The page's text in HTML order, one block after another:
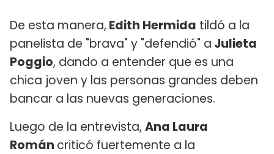
De esta manera, Edith Hermida tildó a la
panelista de "brava" y "defendió" a Julieta
Poggio, dando a entender que es una
chica joven y las personas grandes deben
bancar a las nuevas generaciones.
Luego de la entrevista, Ana Laura
Román criticó fuertemente a la